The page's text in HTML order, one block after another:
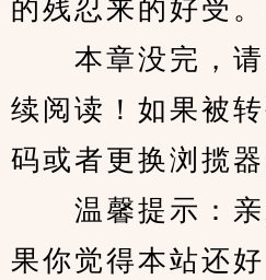
的残忍来的好受
本章没完，请
续阅读！如果被
码或者更换浏揽器
温馨提示：亲
果你觉得本站还